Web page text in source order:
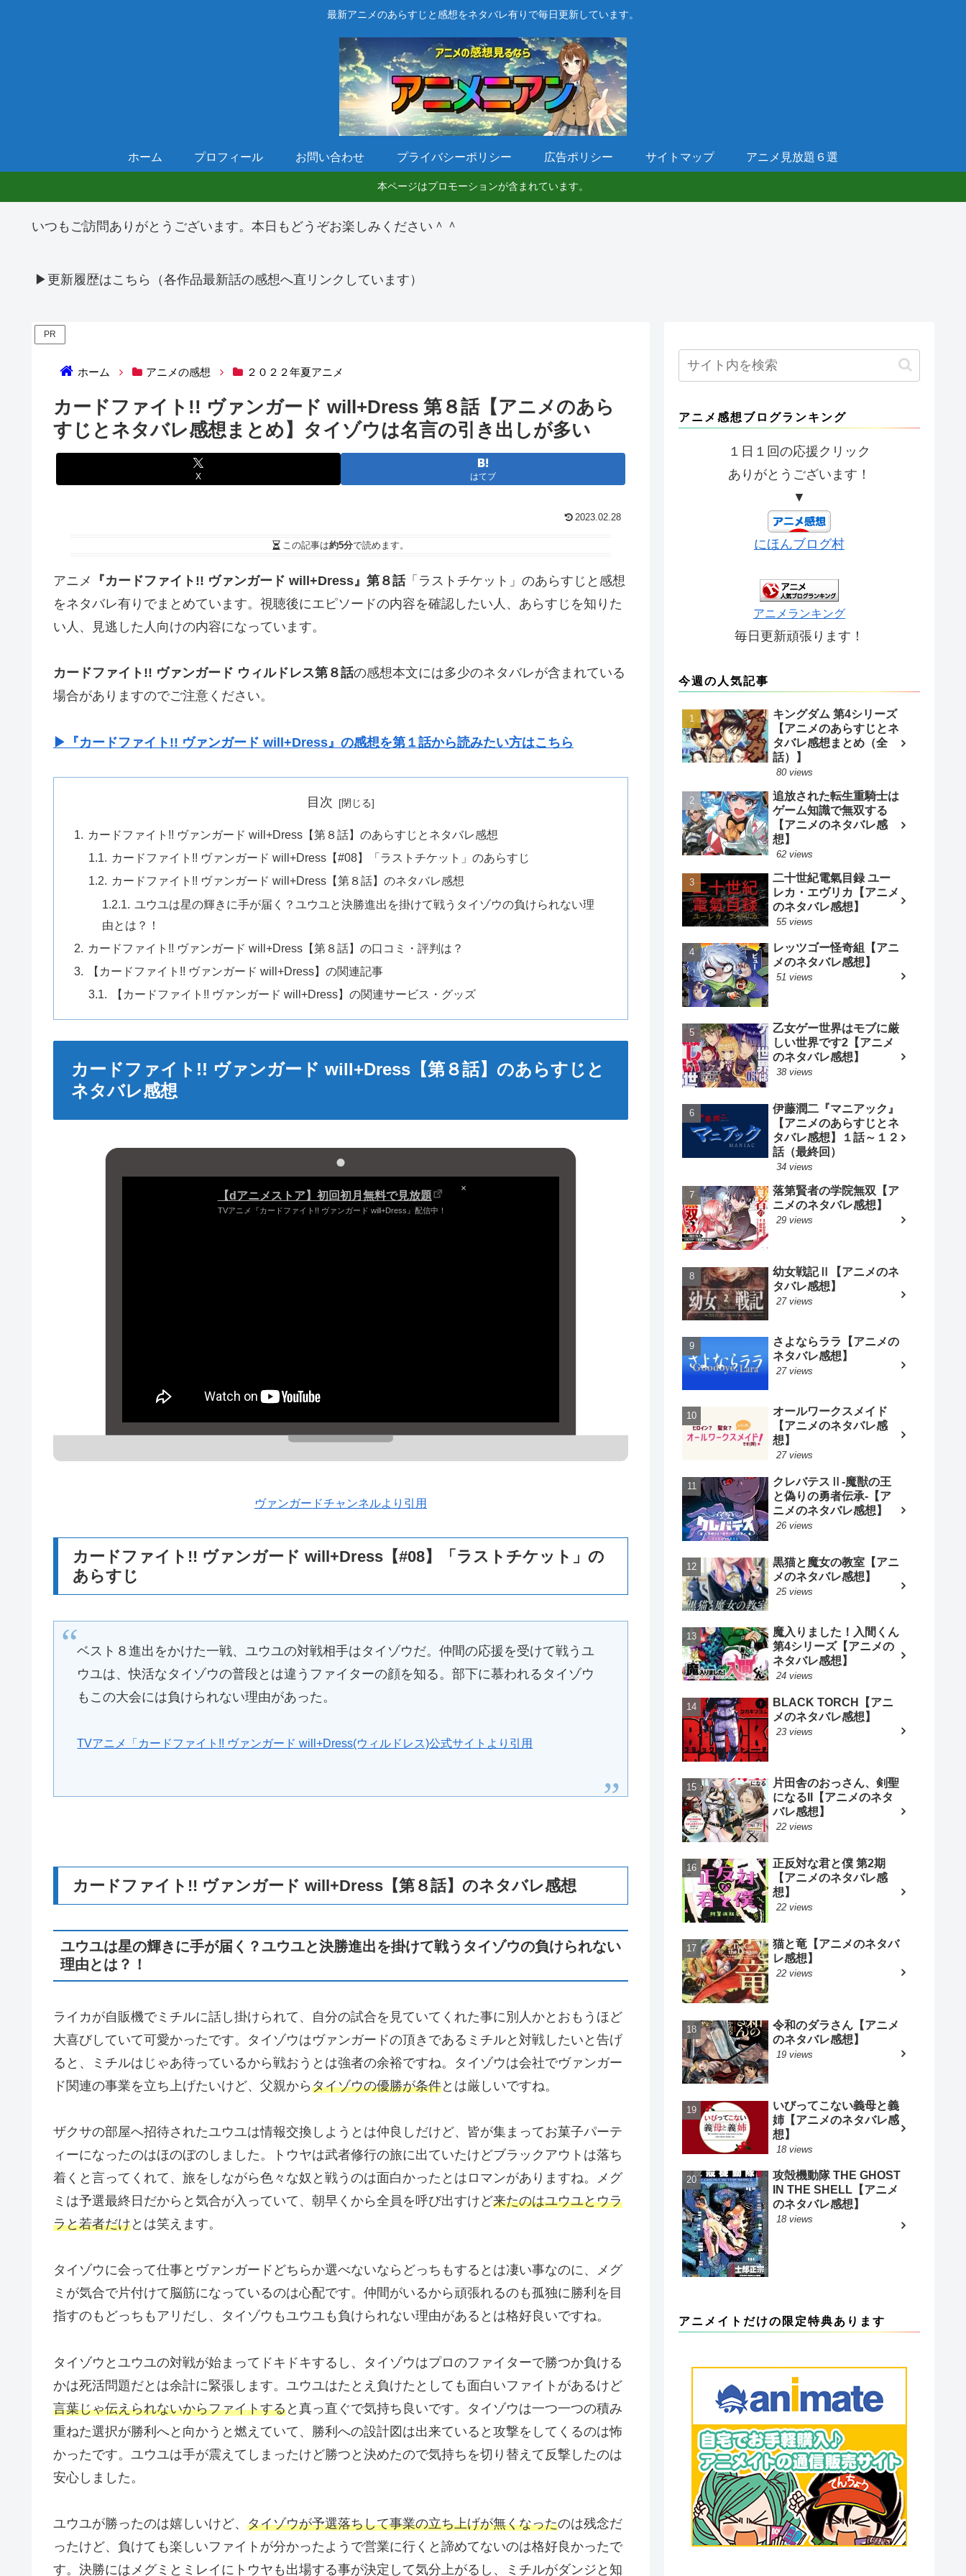
最新アニメのあらすじと感想をネタバレ有りで毎日更新しています。
ホーム プロフィール お問い合わせ プライバシーポリシー 広告ポリシー サイトマップ アニメ見放題６選
本ページはプロモーションが含まれています。
いつもご訪問ありがとうございます。本日もどうぞお楽しみください＾＾
▶更新履歴はこちら（各作品最新話の感想へ直リンクしています）
PR
ホーム アニメの感想 ２０２２年夏アニメ
カードファイト!! ヴァンガード will+Dress 第８話【アニメのあら
すじとネタバレ感想まとめ】タイゾウは名言の引き出しが多い
X はてブ
2023.02.28
この記事は約5分で読めます。
アニメ 『カードファイト!! ヴァンガード will+Dress』第８話「ラストチケット」のあらすじと感想
をネタバレ有りでまとめています。視聴後にエピソードの内容を確認したい人、あらすじを知りた
い人、見逃した人向けの内容になっています。
カードファイト!! ヴァンガード ウィルドレス第８話の感想本文には多少のネタバレが含まれている
場合がありますのでご注意ください。
▶『カードファイト!! ヴァンガード will+Dress』の感想を第１話から読みたい方はこちら
目次
カードファイト!! ヴァンガード will+Dress【第８話】のあらすじとネタバレ感想
カードファイト!! ヴァンガード will+Dress【#08】「ラストチケット」のあらすじ
カードファイト!! ヴァンガード will+Dress【第８話】のネタバレ感想
ユウユは星の輝きに手が届く？ユウユと決勝進出を掛けて戦うタイゾウの負けられない理
由とは？！
カードファイト!! ヴァンガード will+Dress【第８話】の口コミ・評判は？
【カードファイト!! ヴァンガード will+Dress】の関連記事
【カードファイト!! ヴァンガード will+Dress】の関連サービス・グッズ
カードファイト!! ヴァンガード will+Dress【第８話】のあらすじと
ネタバレ感想
【dアニメストア】初回初月無料で見放題
TVアニメ『カードファイト!! ヴァンガード will+Dress』配信中！
ヴァンガードチャンネルより引用
カードファイト!! ヴァンガード will+Dress【#08】「ラストチケット」の
あらすじ
ベスト８進出をかけた一戦、ユウユの対戦相手はタイゾウだ。仲間の応援を受けて戦うユ
ウユは、快活なタイゾウの普段とは違うファイターの顔を知る。部下に慕われるタイゾウ
もこの大会には負けられない理由があった。
TVアニメ「カードファイト!! ヴァンガード will+Dress(ウィルドレス)公式サイトより引用
カードファイト!! ヴァンガード will+Dress【第８話】のネタバレ感想
ユウユは星の輝きに手が届く？ユウユと決勝進出を掛けて戦うタイゾウの負けられない
理由とは？！
ライカが自販機でミチルに話し掛けられて、自分の試合を見ていてくれた事に別人かとおもうほど
大喜びしていて可愛かったです。タイゾウはヴァンガードの頂きであるミチルと対戦したいと告げ
ると、ミチルはじゃあ待っているから戦おうとは強者の余裕ですね。タイゾウは会社でヴァンガー
ド関連の事業を立ち上げたいけど、父親からタイゾウの優勝が条件とは厳しいですね。
ザクサの部屋へ招待されたユウユは情報交換しようとは仲良しだけど、皆が集まってお菓子パーテ
ィーになったのはほのぼのしました。トウヤは武者修行の旅に出ていたけどブラックアウトは落ち
着くと言ってくれて、旅をしながら色々な奴と戦うのは面白かったとはロマンがありますね。メグ
ミは予選最終日だからと気合が入っていて、朝早くから全員を呼び出すけど来たのはユウユとウラ
ラと若者だけとは笑えます。
タイゾウに会って仕事とヴァンガードどちらか選べないならどっちもするとは凄い事なのに、メグ
ミが気合で片付けて脳筋になっているのは心配です。仲間がいるから頑張れるのも孤独に勝利を目
指すのもどっちもアリだし、タイゾウもユウユも負けられない理由があるとは格好良いですね。
タイゾウとユウユの対戦が始まってドキドキするし、タイゾウはプロのファイターで勝つか負ける
かは死活問題だとは余計に緊張します。ユウユはたとえ負けたとしても面白いファイトがあるけど
言葉じゃ伝えられないからファイトすると真っ直ぐで気持ち良いです。タイゾウは一つ一つの積み
重ねた選択が勝利へと向かうと燃えていて、勝利への設計図は出来ていると攻撃をしてくるのは怖
かったです。ユウユは手が震えてしまったけど勝つと決めたので気持ちを切り替えて反撃したのは
安心しました。
ユウユが勝ったのは嬉しいけど、 タイゾウが予選落ちして事業の立ち上げが無くなったのは残念だ
ったけど、負けても楽しいファイトが分かったようで営業に行くと諦めてないのは格好良かったで
す。決勝にはメグミとミレイにトウヤも出場する事が決定して気分上がるし、ミチルがダンジと知
アニメ感想ブログランキング
１日１回の応援クリック
ありがとうございます！
▼
にほんブログ村
アニメランキング
毎日更新頑張ります！
今週の人気記事
キングダム 第4シリーズ
【アニメのあらすじとネ
タバレ感想まとめ（全
話）】
80 views
追放された転生重騎士は
ゲーム知識で無双する
【アニメのネタバレ感
想】
62 views
二十世紀電氣目録 ユー
レカ・エヴリカ【アニメ
のネタバレ感想】
55 views
レッツゴー怪奇組【アニ
メのネタバレ感想】
51 views
乙女ゲー世界はモブに厳
しい世界です2【アニメ
のネタバレ感想】
38 views
伊藤潤二『マニアック』
【アニメのあらすじとネ
タバレ感想】１話～１２
話（最終回）
34 views
落第賢者の学院無双【ア
ニメのネタバレ感想】
29 views
幼女戦記Ⅱ【アニメのネ
タバレ感想】
27 views
さよならララ【アニメの
ネタバレ感想】
27 views
オールワークスメイド
【アニメのネタバレ感
想】
27 views
クレバテスⅡ-魔獣の王
と偽りの勇者伝承-【ア
ニメのネタバレ感想】
26 views
黒猫と魔女の教室【アニ
メのネタバレ感想】
25 views
魔入りました！入間くん
第4シリーズ【アニメの
ネタバレ感想】
24 views
BLACK TORCH【アニ
メのネタバレ感想】
23 views
片田舎のおっさん、剣聖
になるII【アニメのネタ
バレ感想】
22 views
正反対な君と僕 第2期
【アニメのネタバレ感
想】
22 views
猫と竜【アニメのネタバ
レ感想】
22 views
令和のダラさん【アニメ
のネタバレ感想】
19 views
いびってこない義母と義
姉【アニメのネタバレ感
想】
18 views
攻殻機動隊 THE GHOST
IN THE SHELL【アニメ
のネタバレ感想】
18 views
アニメイトだけの限定特典あります